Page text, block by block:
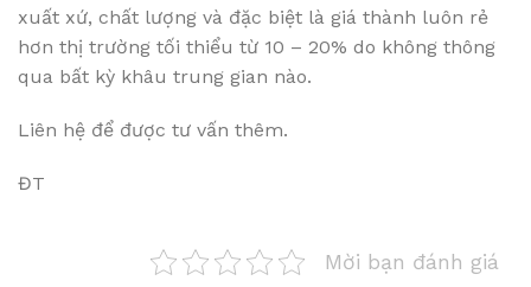
xuất xứ, chất lượng và đặc biệt là giá thành luôn rẻ
hơn thị trường tối thiểu từ 10 – 20% do không thông
qua bất kỳ khâu trung gian nào.
Liên hệ để được tư vấn thêm.
ĐT
Mời bạn đánh giá